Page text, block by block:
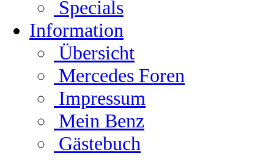
Specials
Information
Übersicht
Mercedes Foren
Impressum
Mein Benz
Gästebuch